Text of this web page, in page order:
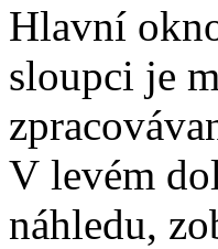
Hlavní
sloupci je
V levém
náhledu,